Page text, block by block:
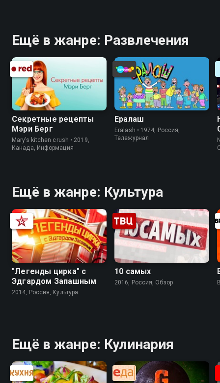
Ещё в жанре: Развлечения
Секретные рецепты
Мэри Берг
Mary’s kitchen crush • 2019,
Канада, Информация
Ералаш
Eralash • 1974, Россия,
Тележурнал
Ещё в жанре: Культура
"Легенды цирка" с
Эдгардом Запашным
2014, Россия, Культура
10 самых
2016, Россия, Обзор
Ещё в жанре: Кулинария